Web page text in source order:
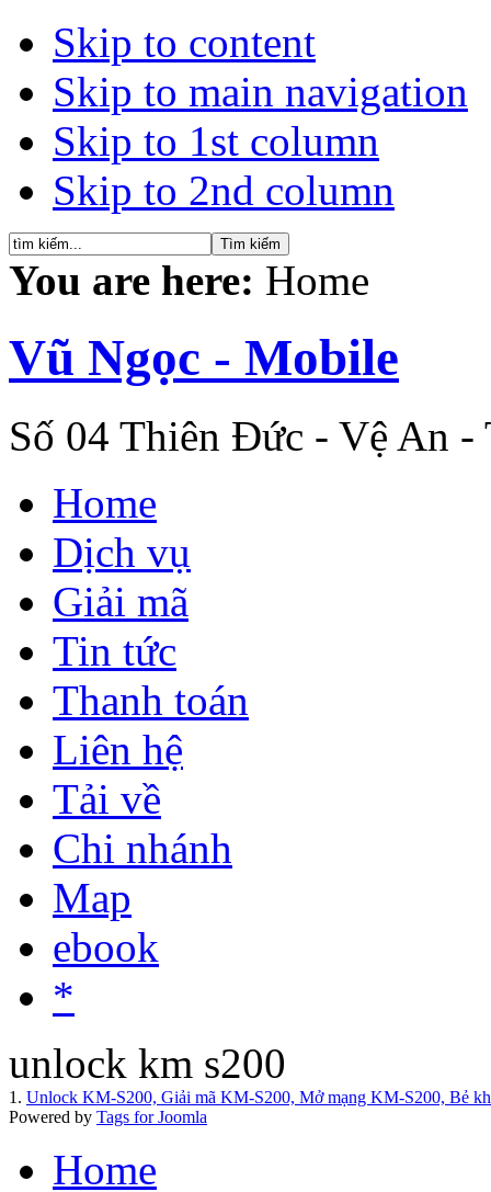
Skip to content
Skip to main navigation
Skip to 1st column
Skip to 2nd column
You are here: Home
Vũ Ngọc - Mobile
Số 04 Thiên Đức - Vệ An
Home
Dịch vụ
Giải mã
Tin tức
Thanh toán
Liên hệ
Tải về
Chi nhánh
Map
ebook
*
unlock km s200
1. Unlock KM-S200, Giải mã KM-S200, Mở mạng KM-S200, Bẻ
Powered by Tags for Joomla
Home